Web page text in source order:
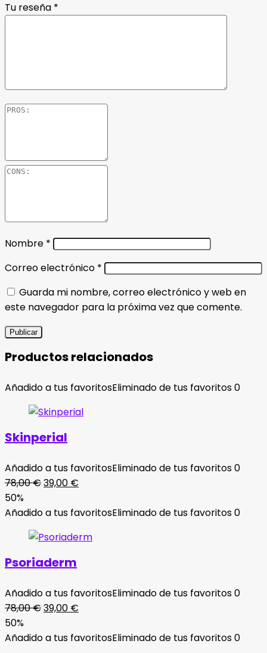
Tu reseña *
Nombre *
Correo electrónico *
Guarda mi nombre, correo electrónico y web en
este navegador para la próxima vez que comente.
Productos relacionados
Añadido a tus favoritosEliminado de tus favoritos0
Skinperial
Añadido a tus favoritosEliminado de tus favoritos0
78,00€El
original
78,00 €.
39,00 €
actual
39,00 €.
50%
Añadido a tus favoritosEliminado de tus favoritos0
Psoriaderm
Añadido a tus favoritosEliminado de tus favoritos0
78,00€El
original
39,00 €
actual
50%
Añadido a tus favoritosEliminado de tus favoritos0